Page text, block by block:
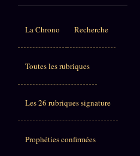
La Chrono Recherche
Toutes les rubriques
Les 26 rubriques signature
Prophéties confirmées